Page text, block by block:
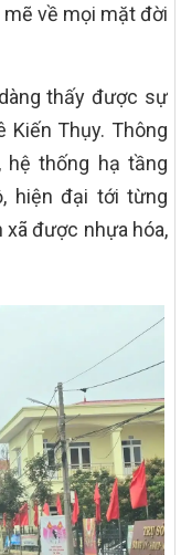
về mọi mặt đời
thấy được sự
Kiến Thụy. Thông
hệ thống hạ tầng
hiện đại tới từng
xã được nhựa hóa,